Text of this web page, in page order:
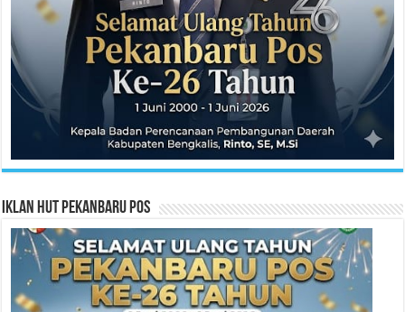
Iklan HUT Pekanbaru Pos